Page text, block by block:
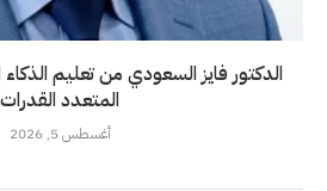
الدكتور فايز السعودي من تعليم الذكاء
المتعدد القدرات
أغسطس 5, 2026